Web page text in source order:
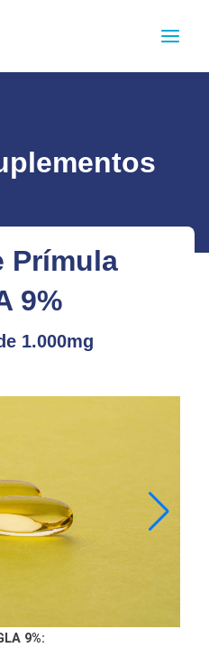
Prímula
9%
1.000mg
9%: